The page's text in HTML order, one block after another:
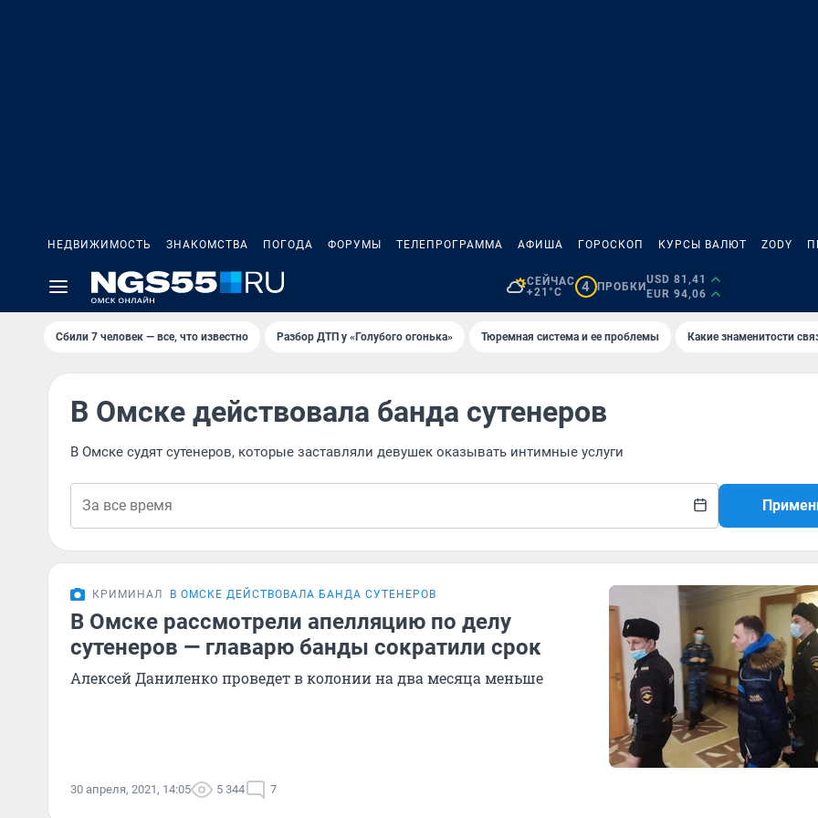
НЕДВИЖИМОСТЬ ЗНАКОМСТВА ПОГОДА ФОРУМЫ ТЕЛЕПРОГРАММА АФИША ГОРОСКОП КУРСЫ ВАЛЮТ ZODY
СЕЙЧАС
+21°C
4 ПРОБКИ
USD 81,41
EUR 94,06
Сбили 7 человек — все, что известно Разбор ДТП у «Голубого огонька» Тюремная система и ее проблемы Какие знаменитости
В Омске действовала банда сутенеров
В Омске судят сутенеров, которые заставляли девушек оказывать интимные услуги
КРИМИНАЛ В ОМСКЕ ДЕЙСТВОВАЛА БАНДА СУТЕНЕРОВ
В Омске рассмотрели апелляцию по делу
сутенеров — главарю банды сократили срок
Алексей Даниленко проведет в колонии на два месяца меньше
30 апреля, 2021, 14:05 5 344 7